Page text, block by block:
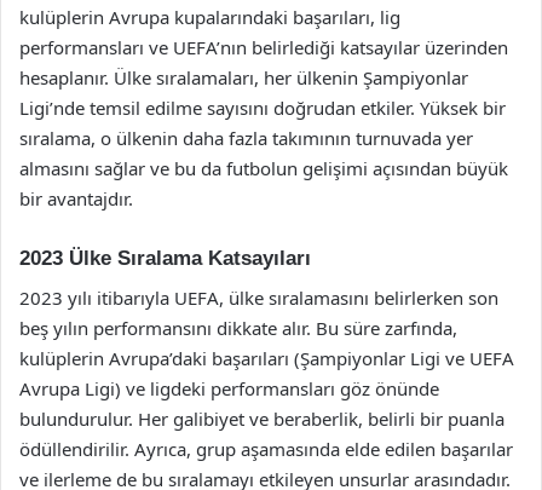
kulüplerin Avrupa kupalarındaki başarıları, lig
performansları ve UEFA’nın belirlediği katsayılar üzerinden
hesaplanır. Ülke sıralamaları, her ülkenin Şampiyonlar
Ligi’nde temsil edilme sayısını doğrudan etkiler. Yüksek bir
sıralama, o ülkenin daha fazla takımının turnuvada yer
almasını sağlar ve bu da futbolun gelişimi açısından büyük
bir avantajdır.
2023 Ülke Sıralama Katsayıları
2023 yılı itibarıyla UEFA, ülke sıralamasını belirlerken son
beş yılın performansını dikkate alır. Bu süre zarfında,
kulüplerin Avrupa’daki başarıları (Şampiyonlar Ligi ve UEFA
Avrupa Ligi) ve ligdeki performansları göz önünde
bulundurulur. Her galibiyet ve beraberlik, belirli bir puanla
ödüllendirilir. Ayrıca, grup aşamasında elde edilen başarılar
ve ilerleme de bu sıralamayı etkileyen unsurlar arasındadır.